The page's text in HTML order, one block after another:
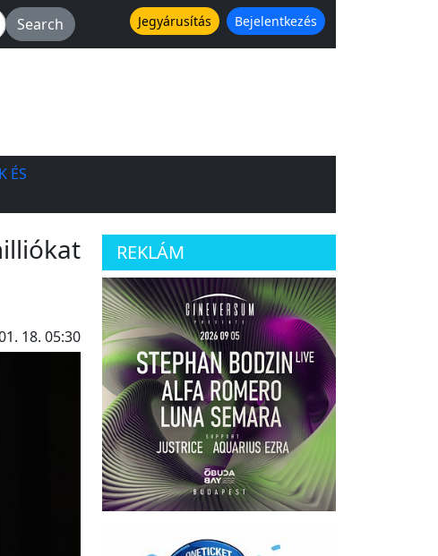
Jegyárusítás Bejelentkezés
ÉS
18. 05:30
REKLÁM